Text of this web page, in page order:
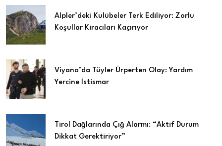
Alpler’deki Kulübeler Terk Ediliyor: Zorlu
Koşullar Kiracıları Kaçırıyor
Viyana’da Tüyler Ürperten Olay: Yardım
Yercine İstismar
Tirol Dağlarında Çığ Alarmı: “Aktif Durum
Dikkat Gerektiriyor”